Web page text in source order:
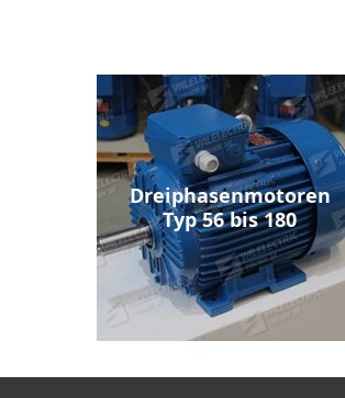
Dreiphasenmotoren
Typ 56 bis 180